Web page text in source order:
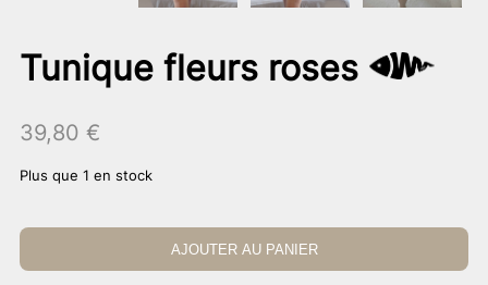
Tunique fleurs roses
39,80 €
Plus que 1 en stock
AJOUTER AU PANIER